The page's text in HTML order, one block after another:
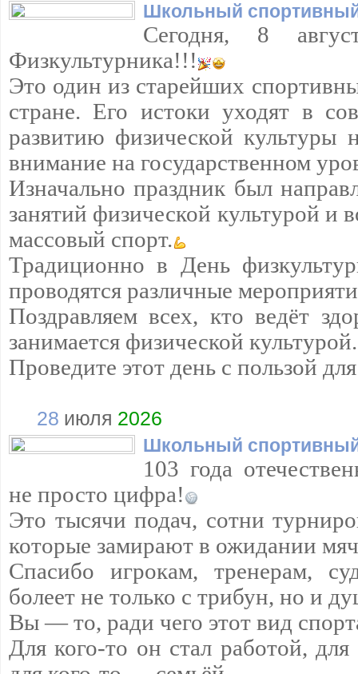
Школьный
Сегодня, 8
Физкультурника!!!
Это один из старейших
стране. Его истоки уходят в
развитию физической культуры
внимание на государственном
Изначально праздник был
занятий физической культурой и
массовый спорт.
Традиционно в День
проводятся различные
Поздравляем всех, кто ведёт
занимается физической культурой.
Проведите этот день с пользой
28 июля 2026
Школьный
103 года
не просто цифра!
Это тысячи подач, сотни
которые замирают в ожидании
Спасибо игрокам, тренерам,
болеет не только с трибун, но и
Вы — то, ради чего этот вид
Для кого-то он стал работой,